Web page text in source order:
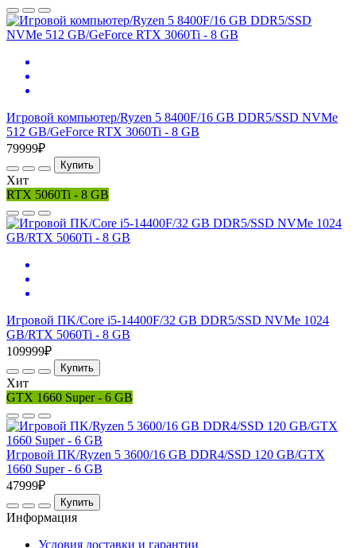
Игровой компьютер/Ryzen 5 8400F/16 GB DDR5/SSD NVMe
512 GB/GeForce RTX 3060Ti - 8 GB
79999₽
Купить
Хит
RTX 5060Ti - 8 GB
Игровой ПK/Core i5-14400F/32 GB DDR5/SSD NVMe 1024
GB/RTX 5060Ti - 8 GB
109999₽
Купить
Хит
GTX 1660 Super - 6 GB
Игровой ПK/Ryzen 5 3600/16 GB DDR4/SSD 120 GB/GTX
1660 Super - 6 GB
47999₽
Купить
Информация
Условия доставки и гарантии